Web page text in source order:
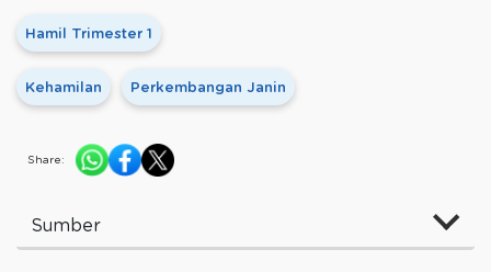
Hamil Trimester 1
Kehamilan Perkembangan Janin
Share:
Sumber